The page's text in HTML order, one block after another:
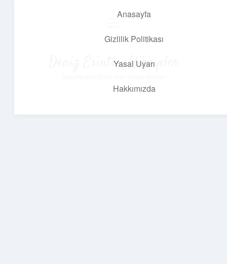
Anasayfa
Gizlilik Politikası
Yasal Uyarı
Hakkımızda
Deniz Esintisi Hikayeler